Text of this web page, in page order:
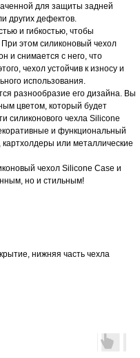
для защиты задней
других дефектов.
и гибкостью, чтобы
При этом силиконовый чехол
и снимается с него, что
чехол устойчив к износу и
использования.
разнообразие его дизайна. Вы
цветом, который будет
силиконового чехла Silicone
и функциональный
или металлические
чехол Silicone Case и
но и стильным!
нижняя часть чехла